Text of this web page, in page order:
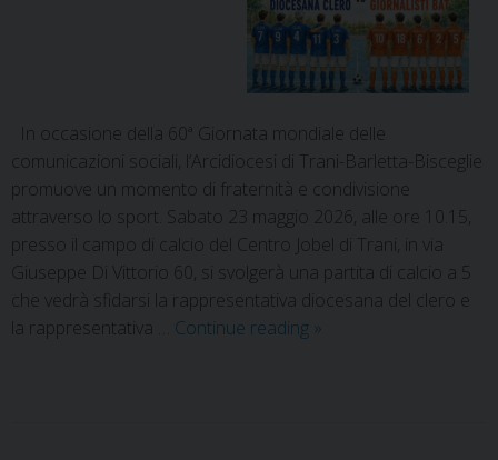
In occasione della 60ª Giornata mondiale delle
comunicazioni sociali, l’Arcidiocesi di Trani-Barletta-Bisceglie
promuove un momento di fraternità e condivisione
attraverso lo sport. Sabato 23 maggio 2026, alle ore 10.15,
presso il campo di calcio del Centro Jobel di Trani, in via
Giuseppe Di Vittorio 60, si svolgerà una partita di calcio a 5
che vedrà sfidarsi la rappresentativa diocesana del clero e
la rappresentativa … Continue reading »